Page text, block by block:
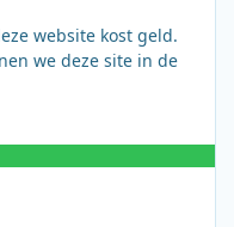
website kost geld.
we deze site in de